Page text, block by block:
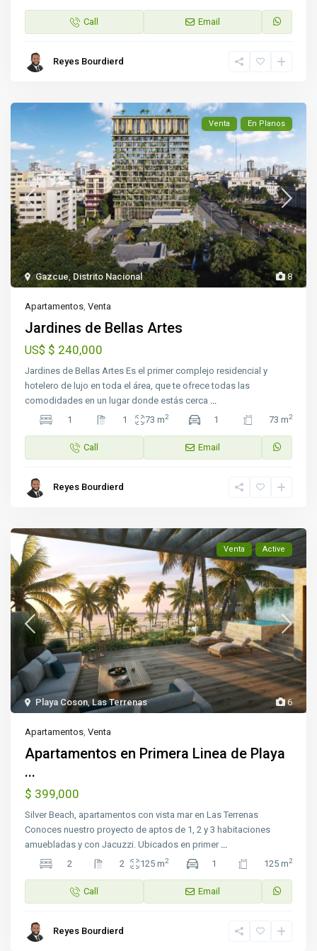
Call Email
Reyes Bourdierd
8
Gazcue, Distrito Nacional
Venta En Planos
Apartamentos,Venta
Jardines de Bellas Artes
US$ $ 240,000
Jardines de Bellas Artes Es el primer complejo residencial y
hotelero de lujo en toda el área, que te ofrece todas las
comodidades en un lugar donde estás cerca ...
1
1 73 m2 1 73 m2
Call Email
Reyes Bourdierd
6
Playa Coson,Las Terrenas
Venta Active
Apartamentos,Venta
Apartamentos en Primera Linea de Playa
...
$ 399,000
Silver Beach, apartamentos con vista mar en Las Terrenas
Conoces nuestro proyecto de aptos de 1, 2 y 3 habitaciones
amuebladas y con Jacuzzi. Ubicados en primer ...
2
2 125 m2 1 125 m2
Call Email
Reyes Bourdierd